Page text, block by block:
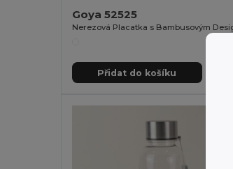
Goya 52525
Přidat do košíku